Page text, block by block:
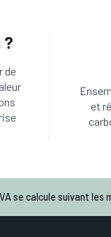
?
de
et
se calcule suivant